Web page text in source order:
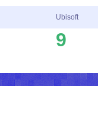
Ubisoft
9